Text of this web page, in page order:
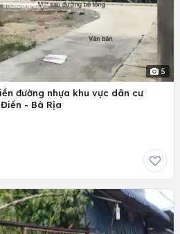
5
đường nhựa khu vực dân cư
- Bà Rịa